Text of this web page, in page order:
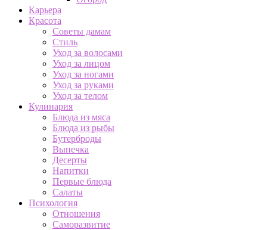
Карьера
Красота
Советы дамам
Стиль
Уход за волосами
Уход за лицом
Уход за ногами
Уход за руками
Уход за телом
Кулинария
Блюда из мяса
Блюда из рыбы
Бутерброды
Выпечка
Десерты
Напитки
Первые блюда
Салаты
Психология
Отношения
Саморазвитие